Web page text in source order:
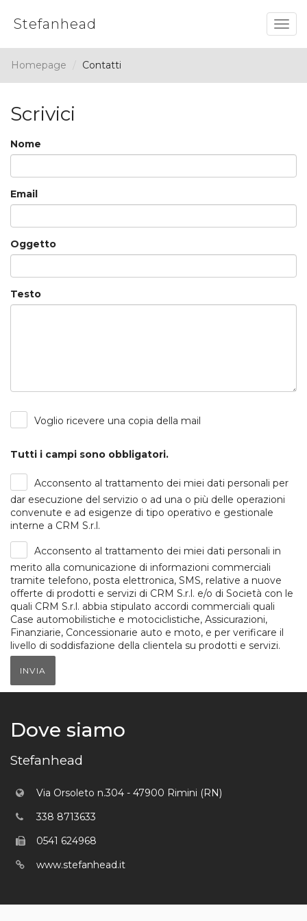
Stefanhead
Homepage Contatti
Scrivici
Nome
Email
Oggetto
Testo
Voglio ricevere una copia della mail
Tutti i campi sono obbligatori.
Acconsento al trattamento dei miei dati personali per
dar esecuzione del servizio o ad una o più delle operazioni
convenute e ad esigenze di tipo operativo e gestionale
interne a CRM S.r.l.
Acconsento al trattamento dei miei dati personali in
merito alla comunicazione di informazioni commerciali
tramite telefono, posta elettronica, SMS, relative a nuove
offerte di prodotti e servizi di CRM S.r.l. e/o di Società con le
quali CRM S.r.l. abbia stipulato accordi commerciali quali
Case automobilistiche e motociclistiche, Assicurazioni,
Finanziarie, Concessionarie auto e moto, e per verificare il
livello di soddisfazione della clientela su prodotti e servizi.
INVIA
Dove siamo
Stefanhead
Via Orsoleto n.304 - 47900 Rimini (RN)
338 8713633
0541 624968
www.stefanhead.it